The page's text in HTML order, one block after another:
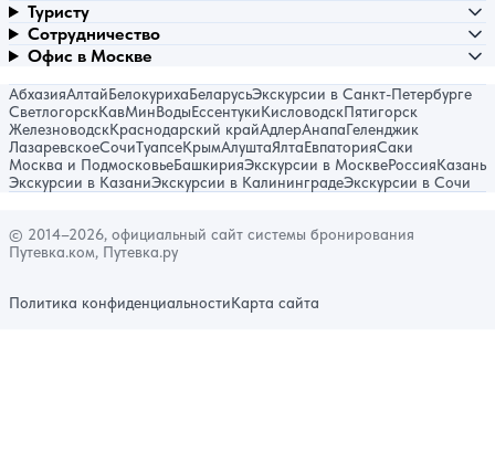
Туристу
Сотрудничество
Офис в Москве
АбхазияАлтайБелокурихаБеларусьЭкскурсии в Санкт-Петербурге
СветлогорскКавМинВодыЕссентукиКисловодскПятигорск
ЖелезноводскКраснодарский крайАдлерАнапаГеленджик
ЛазаревскоеСочиТуапсеКрымАлуштаЯлтаЕвпаторияСаки
Москва и ПодмосковьеБашкирияЭкскурсии в МосквеРоссияКазань
Экскурсии в КазаниЭкскурсии в КалининградеЭкскурсии в Сочи
© 2014–2026, официальный сайт системы бронирования
Путевка.ком, Путевка.ру
Политика конфиденциальностиКарта сайта